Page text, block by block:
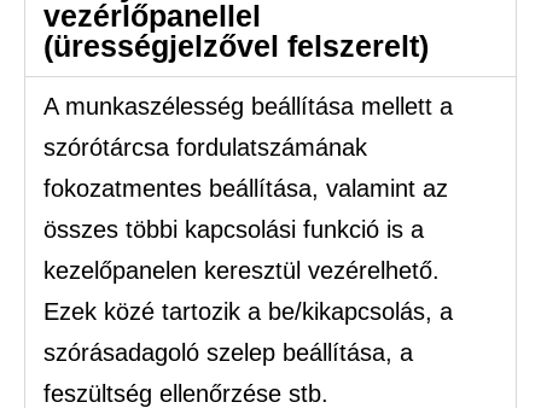
vezérlőpanellel
(ürességjelzővel felszerelt)
A munkaszélesség beállítása mellett a
szórótárcsa fordulatszámának
fokozatmentes beállítása, valamint az
összes többi kapcsolási funkció is a
kezelőpanelen keresztül vezérelhető.
Ezek közé tartozik a be/kikapcsolás, a
szórásadagoló szelep beállítása, a
feszültség ellenőrzése stb.